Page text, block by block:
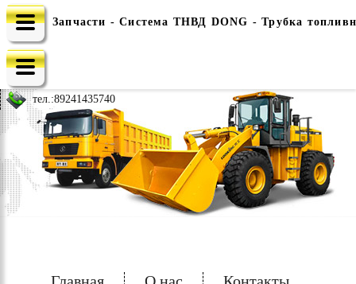
e-mail: china-spec@inbox.ru
тел.:89241435740
Запчасти - Система ТНВД DONG - Трубка